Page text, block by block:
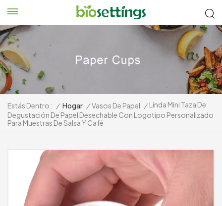
Estás Dentro : / Hogar / Vasos De Papel / Linda Mini Taza De
Degustación De Papel Desechable Con Logotipo Personalizado
Para Muestras De Salsa Y Café